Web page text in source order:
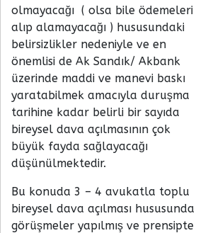
olmayacağı ( olsa bile ödemeleri
alıp alamayacağı ) hususundaki
belirsizlikler nedeniyle ve en
önemlisi de Ak Sandık/ Akbank
üzerinde maddi ve manevi baskı
yaratabilmek amacıyla duruşma
tarihine kadar belirli bir sayıda
bireysel dava açılmasının çok
büyük fayda sağlayacağı
düşünülmektedir.
Bu konuda 3 – 4 avukatla toplu
bireysel dava açılması hususunda
görüşmeler yapılmış ve prensipte